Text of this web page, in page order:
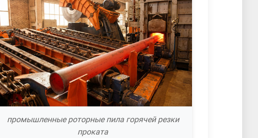
промышленные роторные пила горячей резки
проката